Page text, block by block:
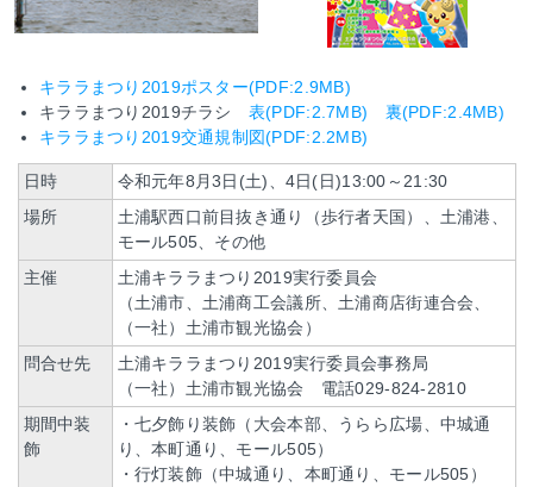
キララまつり2019ポスター(PDF:2.9MB)
キララまつり2019チラシ 表(PDF:2.7MB)
裏(PDF:2.4MB)
キララまつり2019交通規制図(PDF:2.2MB)
日時
令和元年8月3日(土)、4日(日)13:00～21:30
場所
土浦駅西口前目抜き通り（歩行者天国）、土浦港、
モール505、その他
主催
土浦キララまつり2019実行委員会
（土浦市、土浦商工会議所、土浦商店街連合会、
（一社）土浦市観光協会）
問合せ先
土浦キララまつり2019実行委員会事務局
（一社）土浦市観光協会 電話029-824-2810
期間中装
飾
・七夕飾り装飾（大会本部、うらら広場、中城通
り、本町通り、モール505）
・行灯装飾（中城通り、本町通り、モール505）